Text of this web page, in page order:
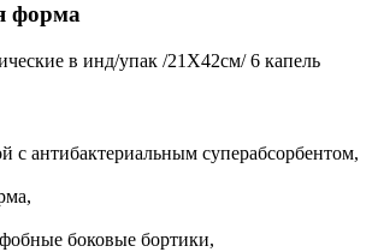
форма
в инд/упак /21Х42см/ 6 капель
антибактериальным суперабсорбентом,
боковые бортики,